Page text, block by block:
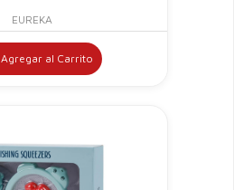
EUREKA
Agregar al Carrito